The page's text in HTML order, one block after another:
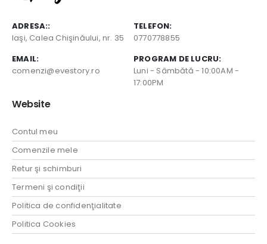
ADRESA::
Iaşi, Calea Chişinăului, nr. 35
TELEFON:
0770778855
EMAIL:
comenzi@evestory.ro
PROGRAM DE LUCRU:
Luni - Sâmbătă - 10:00AM -
17:00PM
Website
Contul meu
Comenzile mele
Retur şi schimburi
Termeni şi condiţii
Politica de confidenţialitate
Politica Cookies